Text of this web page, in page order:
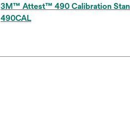
3M™ Attest™ 490 Calibration
490CAL